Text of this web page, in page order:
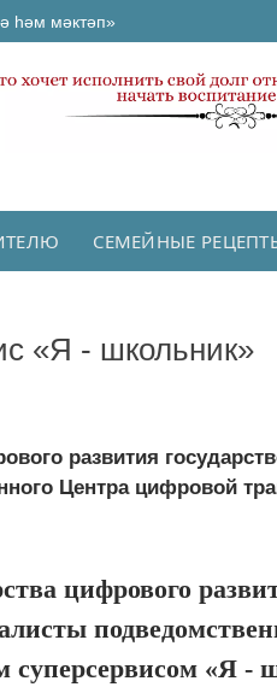
һәм мәктәп»
СЕМЕЙНЫЕ
«Я - школьник»
развития
Центра цифровой
цифрового
суперсервисом «Я -